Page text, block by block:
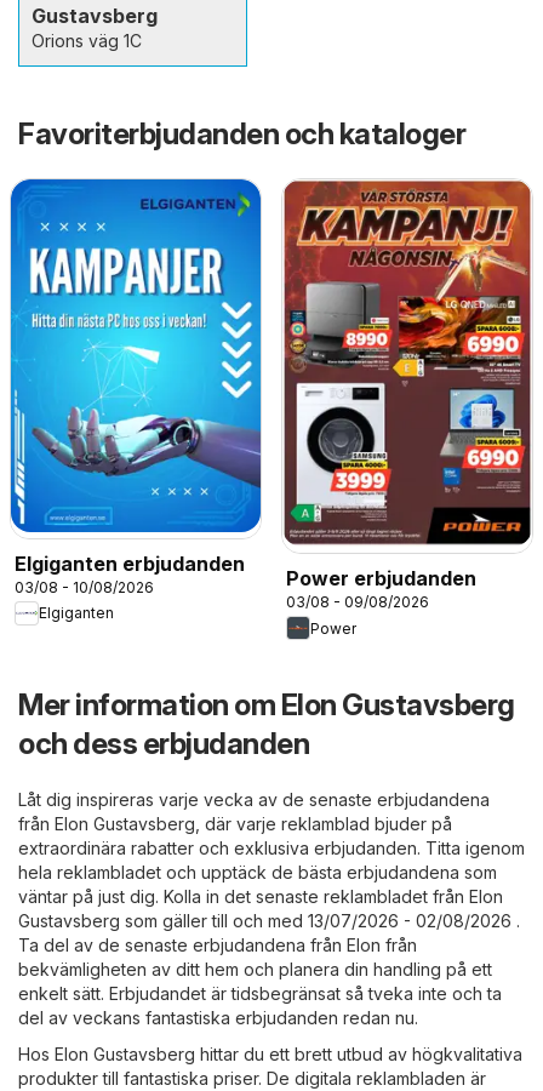
Gustavsberg
Orions väg 1C
Favoriterbjudanden och kataloger
Elgiganten erbjudanden
03/08 - 10/08/2026
Elgiganten
Power erbjudanden
03/08 - 09/08/2026
Power
Mer information om Elon Gustavsberg
och dess erbjudanden
Låt dig inspireras varje vecka av de senaste erbjudandena
från Elon Gustavsberg, där varje reklamblad bjuder på
extraordinära rabatter och exklusiva erbjudanden. Titta igenom
hela reklambladet och upptäck de bästa erbjudandena som
väntar på just dig. Kolla in det senaste reklambladet från Elon
Gustavsberg som gäller till och med 13/07/2026 - 02/08/2026 .
Ta del av de senaste erbjudandena från Elon från
bekvämligheten av ditt hem och planera din handling på ett
enkelt sätt. Erbjudandet är tidsbegränsat så tveka inte och ta
del av veckans fantastiska erbjudanden redan nu.
Hos Elon Gustavsberg hittar du ett brett utbud av högkvalitativa
produkter till fantastiska priser. De digitala reklambladen är